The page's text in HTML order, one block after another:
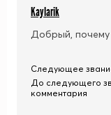
Kaylarik
Добрый, почему
Следующее
До следующего
комментария